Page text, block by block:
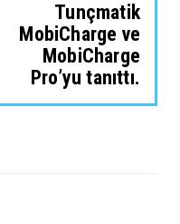
Tunçmatik
MobiCharge ve
MobiCharge
Pro’yu tanıttı.